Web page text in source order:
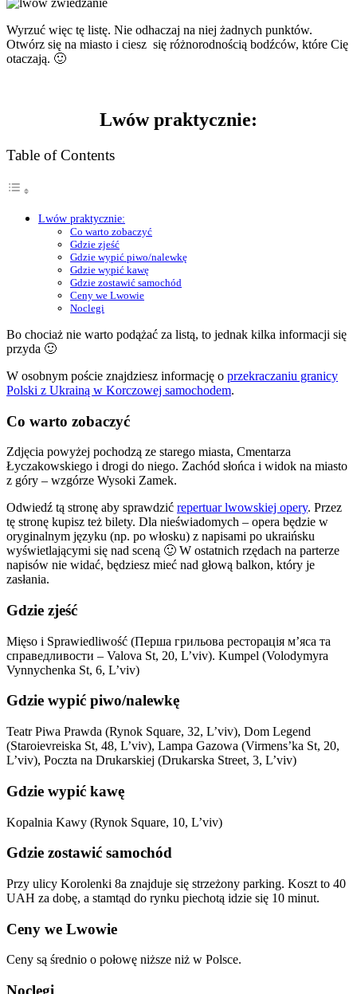
Wyrzuć więc tę listę. Nie odhaczaj na niej żadnych punktów.
Otwórz się na miasto i ciesz się różnorodnością bodźców, które Cię
otaczają. 🙂
Lwów praktycznie:
Table of Contents
Lwów praktycznie:
Co warto zobaczyć
Gdzie zjeść
Gdzie wypić piwo/nalewkę
Gdzie wypić kawę
Gdzie zostawić samochód
Ceny we Lwowie
Noclegi
Bo chociaż nie warto podążać za listą, to jednak kilka informacji się
przyda 🙂
W osobnym poście znajdziesz informację o przekraczaniu granicy
Polski z Ukrainą w Korczowej samochodem.
Co warto zobaczyć
Zdjęcia powyżej pochodzą ze starego miasta, Cmentarza
Łyczakowskiego i drogi do niego. Zachód słońca i widok na miasto
z góry – wzgórze Wysoki Zamek.
Odwiedź tą stronę aby sprawdzić repertuar lwowskiej opery. Przez
tę stronę kupisz też bilety. Dla nieświadomych – opera będzie w
oryginalnym języku (np. po włosku) z napisami po ukraińsku
wyświetlającymi się nad sceną 🙂 W ostatnich rzędach na parterze
napisów nie widać, będziesz mieć nad głową balkon, który je
zasłania.
Gdzie zjeść
Mięso i Sprawiedliwość (Перша грильова ресторація м’яса та
справедливости – Valova St, 20, L’viv). Kumpel (Volodymyra
Vynnychenka St, 6, L’viv)
Gdzie wypić piwo/nalewkę
Teatr Piwa Prawda (Rynok Square, 32, L’viv), Dom Legend
(Staroievreiska St, 48, L’viv), Lampa Gazowa (Virmens’ka St, 20,
L’viv), Poczta na Drukarskiej (Drukarska Street, 3, L’viv)
Gdzie wypić kawę
Kopalnia Kawy (Rynok Square, 10, L’viv)
Gdzie zostawić samochód
Przy ulicy Korolenki 8a znajduje się strzeżony parking. Koszt to 40
UAH za dobę, a stamtąd do rynku piechotą idzie się 10 minut.
Ceny we Lwowie
Ceny są średnio o połowę niższe niż w Polsce.
Noclegi